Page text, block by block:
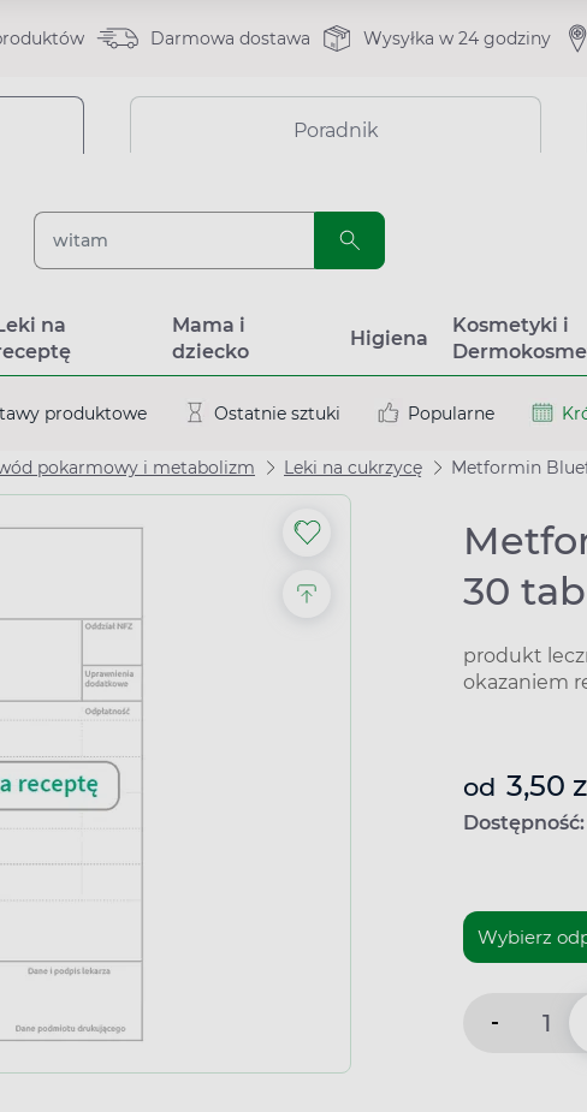
Darmowa dostawa Wysyłka w 24 godziny
Poradnik
na
Mama i
dziecko
Higiena
Kosmetyki i
produktowe Ostatnie sztuki Popularne
pokarmowy i metabolizm Leki na cukrzycę Metformin
30
produkt
okazaniem
od 3,50
Dostępność:
-